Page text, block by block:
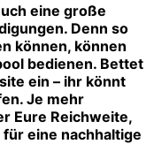
eine große
Denn so
können, können
bedienen. Bettet
ein – ihr könnt
Je mehr
Eure Reichweite,
eine nachhaltige